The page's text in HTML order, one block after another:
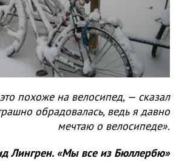
похоже на велосипед, — сказал
обрадовалась, ведь я давно
мечтаю о велосипеде».
Лингрен. «Мы все из Бюллербю»